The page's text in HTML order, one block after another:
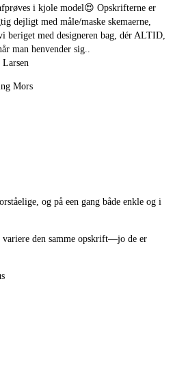
i kjole model😍 Opskrifterne er
dejligt med måle/maske skemaerne,
med designeren bag, dér ALTID,
man henvender sig..
Mors
og på een gang både enkle og i
variere den samme opskrift—jo de er